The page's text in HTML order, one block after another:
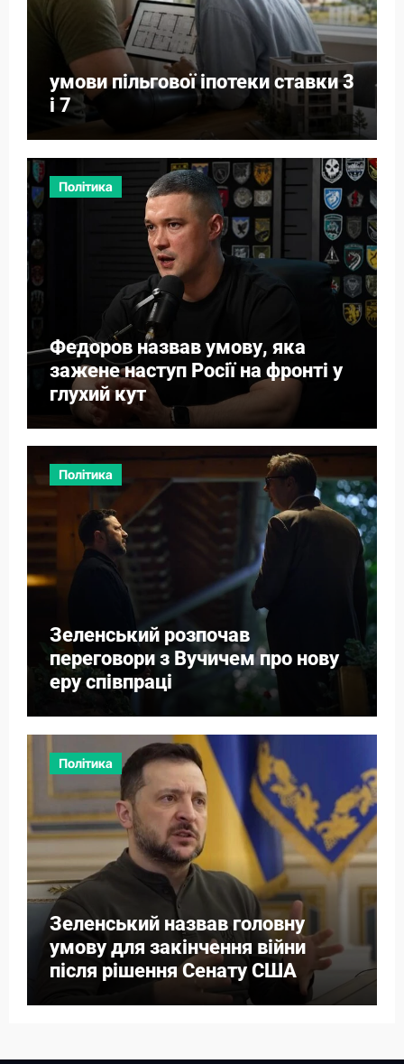
умови пільгової іпотеки ставки 3
і 7
Політика
Федоров назвав умову, яка
зажене наступ Росії на фронті у
глухий кут
Політика
Зеленський розпочав
переговори з Вучичем про нову
еру співпраці
Політика
Зеленський назвав головну
умову для закінчення війни
після рішення Сенату США